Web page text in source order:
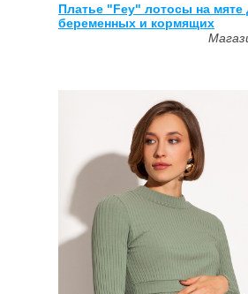
Платье "Fey" лотосы на мяте
беременных и кормящих